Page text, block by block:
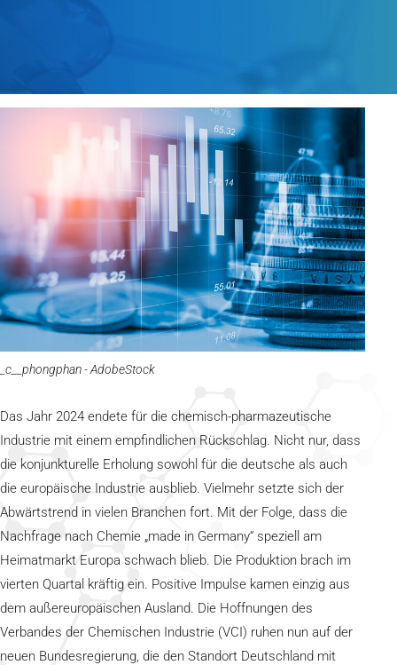
_c__phongphan - AdobeStock
Das Jahr 2024 endete für die chemisch-pharmazeutische
Industrie mit einem empfindlichen Rückschlag. Nicht nur, dass
die konjunkturelle Erholung sowohl für die deutsche als auch
die europäische Industrie ausblieb. Vielmehr setzte sich der
Abwärtstrend in vielen Branchen fort. Mit der Folge, dass die
Nachfrage nach Chemie „made in Germany“ speziell am
Heimatmarkt Europa schwach blieb. Die Produktion brach im
vierten Quartal kräftig ein. Positive Impulse kamen einzig aus
dem außereuropäischen Ausland. Die Hoffnungen des
Verbandes der Chemischen Industrie (VCI) ruhen nun auf der
neuen Bundesregierung, die den Standort Deutschland mit